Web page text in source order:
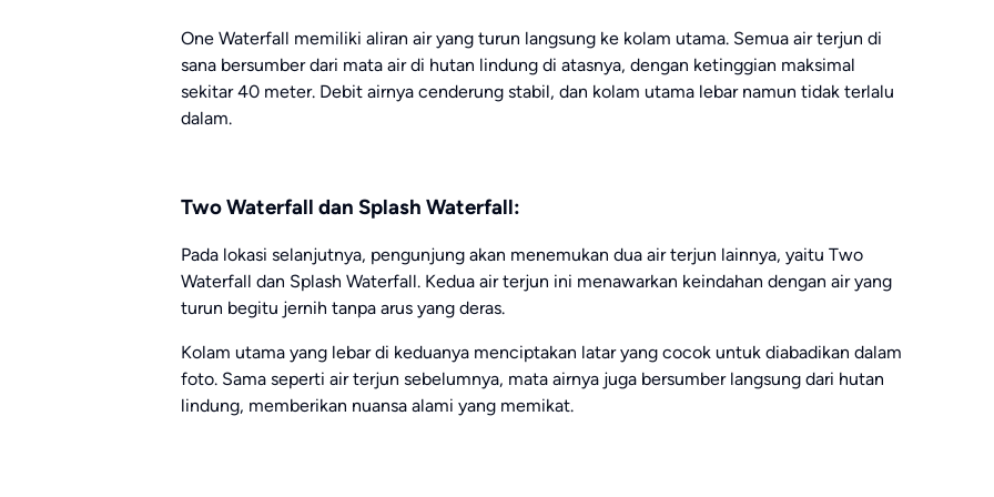
One Waterfall memiliki aliran air yang turun langsung ke kolam utama. Semua air terjun di
sana bersumber dari mata air di hutan lindung di atasnya, dengan ketinggian maksimal
sekitar 40 meter. Debit airnya cenderung stabil, dan kolam utama lebar namun tidak terlalu
dalam.
Two Waterfall dan Splash Waterfall:
Pada lokasi selanjutnya, pengunjung akan menemukan dua air terjun lainnya, yaitu Two
Waterfall dan Splash Waterfall. Kedua air terjun ini menawarkan keindahan dengan air yang
turun begitu jernih tanpa arus yang deras.
Kolam utama yang lebar di keduanya menciptakan latar yang cocok untuk diabadikan dalam
foto. Sama seperti air terjun sebelumnya, mata airnya juga bersumber langsung dari hutan
lindung, memberikan nuansa alami yang memikat.